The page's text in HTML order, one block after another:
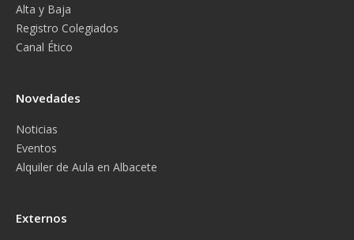
Alta y Baja
Registro Colegiados
Canal Ético
Novedades
Noticias
Eventos
Alquiler de Aula en Albacete
Externos